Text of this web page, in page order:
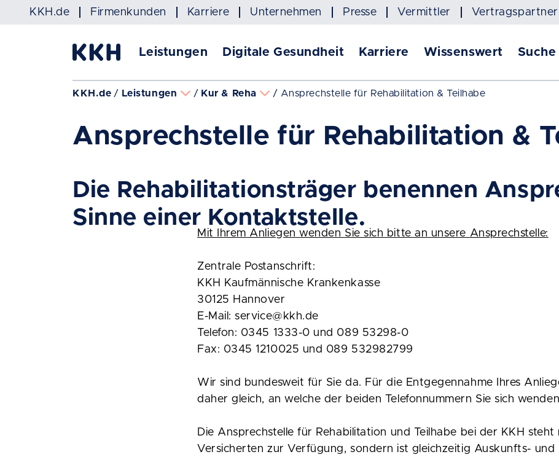
Navigation überspringen
KKH.de Firmenkunden Karriere Unternehmen Presse Vermittler Vertragspartner
Leistungen Digitale Gesundheit Karriere Wissenswert Suche
KKH.de Leistungen Kur & Reha Ansprechstelle für Rehabilitation & Teilhabe
Ansprechstelle für Rehabilitation &
Die Rehabilitationsträger benennen
Sinne einer Kontaktstelle.
Mit Ihrem Anliegen wenden Sie sich bitte an unsere Ansprechstelle:
Zentrale Postanschrift:
KKH Kaufmännische Krankenkasse
30125 Hannover
E-Mail: service@kkh.de
Telefon: 0345 1333-0 und 089 53298-0
Fax: 0345 1210025 und 089 532982799
Wir sind bundesweit für Sie da. Für die Entgegennahme Ihres
daher gleich, an welche der beiden Telefonnummern Sie sich
Die Ansprechstelle für Rehabilitation und Teilhabe bei der KKH steht
Versicherten zur Verfügung, sondern ist gleichzeitig Auskunfts- und